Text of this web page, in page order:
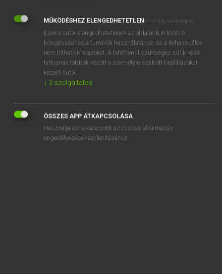
SZOTAR.NET APPLIKÁCIÓ
ONLINE NYELVVIZSGA
MŰKÖDÉSHEZ ELENGEDHETETLEN (mindig szükséges)
Ezek a sütik elengedhetetlenek az oldalunkon történő
böngészéshez,a funkciók használatához, és a felhasználók
nem tilthatják le azokat. A feltétlenül szükséges sütik közé
tartoznak többek között a személyre szabott beállításokat
kezelő sütik.
↓ 3 szolgáltatás
ÖSSZES APP ÁTKAPCSOLÁSA
Használja ezt a kapcsolót az összes alkalmazás
engedélyezéséhez/letiltásához.